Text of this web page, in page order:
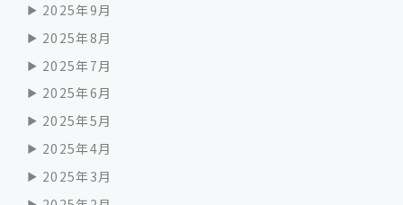
2025年9月
2025年8月
2025年7月
2025年6月
2025年5月
2025年4月
2025年3月